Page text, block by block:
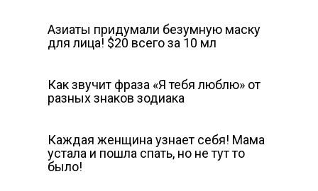
Азиаты придумали безумную маску
для лица! $20 всего за 10 мл
Как звучит фраза «Я тебя люблю» от
разных знаков зодиака
Каждая женщина узнает себя! Мама
устала и пошла спать, но не тут то
было!